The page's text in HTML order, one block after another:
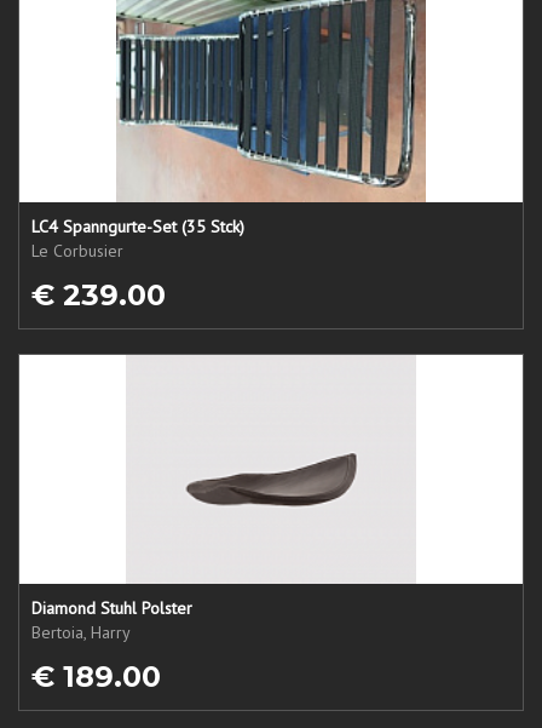
LC4 Spanngurte-Set (35 Stck)
Le Corbusier
€ 239.00
Diamond Stuhl Polster
Bertoia, Harry
€ 189.00